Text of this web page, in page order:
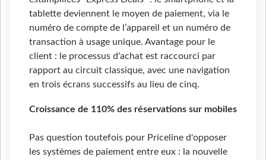
tablette deviennent le moyen de paiement, via le
numéro de compte de l’appareil et un numéro de
transaction à usage unique. Avantage pour le
client : le processus d'achat est raccourci par
rapport au circuit classique, avec une navigation
en trois écrans successifs au lieu de cinq.
Croissance de 110% des réservations sur mobiles
Pas question toutefois pour Priceline d'opposer
les systèmes de paiement entre eux : la nouvelle